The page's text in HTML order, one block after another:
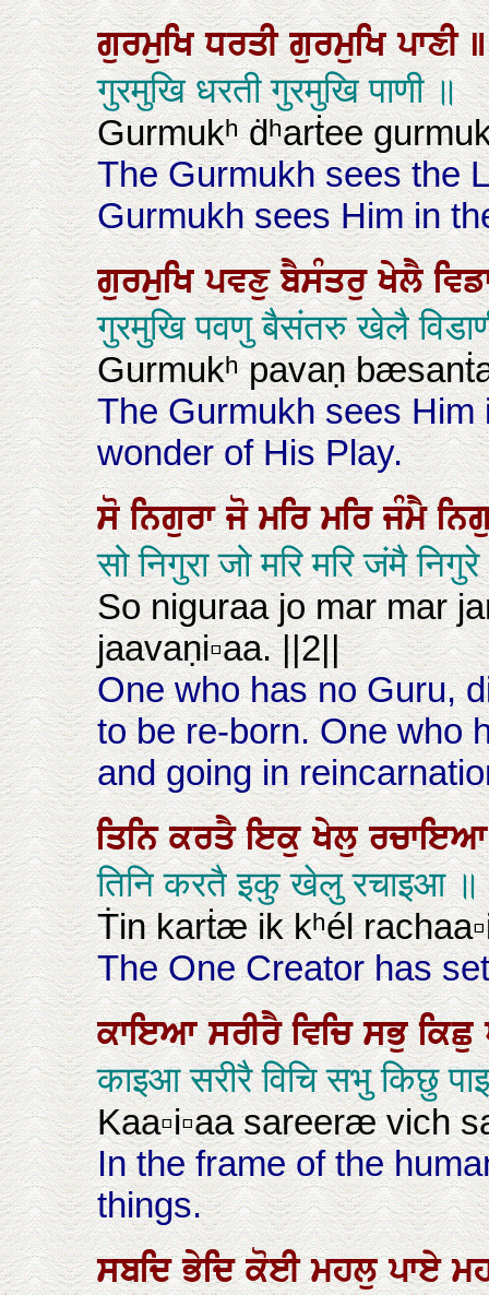
ਗੁਰਮੁਖਿਧਰਤੀਗੁਰਮੁਖਿਪਾਣੀ॥
गुरमुखि धरती गुरमुखि पाणी ॥
Gurmukʰ ḋʰarṫee
The Gurmukh sees the
Gurmukh sees Him in
ਗੁਰਮੁਖਿਪਵਣੁਬੈਸੰਤਰੁਖੇਲੈ
गुरमुखि पवणु बैसंतरु खेलै
Gurmukʰ pavaṇ
The Gurmukh sees
wonder of His Play.
ਸੋਨਿਗੁਰਾਜੋਮਰਿਮਰਿਜੰਮੈ
सो निगुरा जो मरि मरि जंमै
So niguraa jo mar mar
jaavaṇi▫aa. ||2||
One who has no Guru,
to be re-born. One who
and going in
ਤਿਨਿਕਰਤੈਇਕੁਖੇਲੁ
तिनि करतै इकु खेलु रचाइआ ॥
Ṫin karṫæ ik kʰél
The One Creator has
ਕਾਇਆਸਰੀਰੈਵਿਚਿਸਭੁਕਿਛੁ
काइआ सरीरै विचि सभु किछु
Kaa▫i▫aa sareeræ vich
In the frame of the
things.
ਸਬਦਿਭੇਦਿਕੋਈਮਹਲੁਪਾਏ